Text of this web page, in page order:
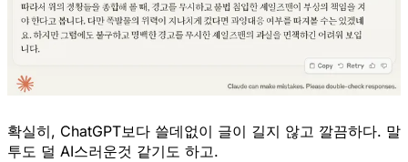
확실히, ChatGPT보다 쓸데없이 글이 길지 않고 깔끔하다. 말
투도 덜 AI스러운것 같기도 하고.